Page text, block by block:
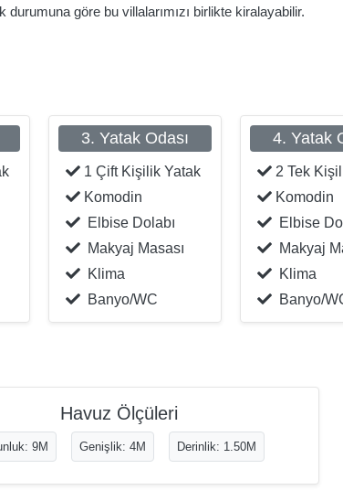
göre bu villalarımızı birlikte kiralayabilir.
3. Yatak Odası
1 Çift Kişilik Yatak
Komodin
Elbise Dolabı
Makyaj Masası
Klima
Banyo/WC
4. Yatak
2 Tek
Komodin
Elbise
Makyaj
Klima
Banyo/
Havuz Ölçüleri
9M Genişlik: 4M Derinlik: 1.50M